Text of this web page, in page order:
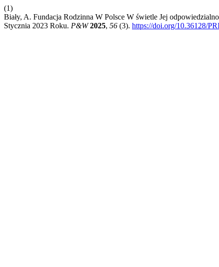
(1)
Biały, A. Fundacja Rodzinna W Polsce W świetle Jej
Stycznia 2023 Roku. P&W 2025, 56 (3). https://doi.org/10.36128/